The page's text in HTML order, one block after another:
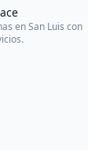
en San Luis con